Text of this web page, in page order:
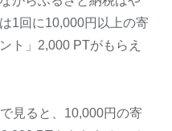
1回に10,000円以上の寄
ト」2,000 PTがもらえ
見ると、10,000円の寄